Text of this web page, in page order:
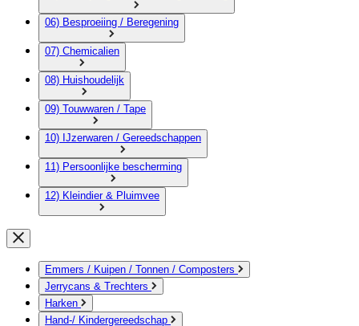
06) Besproeiing / Beregening
07) Chemicalien
08) Huishoudelijk
09) Touwwaren / Tape
10) IJzerwaren / Gereedschappen
11) Persoonlijke bescherming
12) Kleindier & Pluimvee
Emmers / Kuipen / Tonnen / Composters
Jerrycans & Trechters
Harken
Hand-/ Kindergereedschap